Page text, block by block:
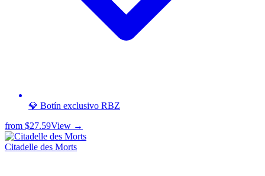
💎 Botín exclusivo RBZ
from $27.59View →
Citadelle des Morts